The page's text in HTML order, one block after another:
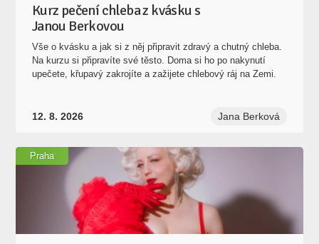
Kurz pečení chleba z kvásku s
Janou Berkovou
Vše o kvásku a jak si z něj připravit zdravý a chutný chleba.
Na kurzu si připravíte své těsto. Doma si ho po nakynutí
upečete, křupavý zakrojíte a zažijete chlebový ráj na Zemi.
12. 8. 2026 Jana Berková
Praha